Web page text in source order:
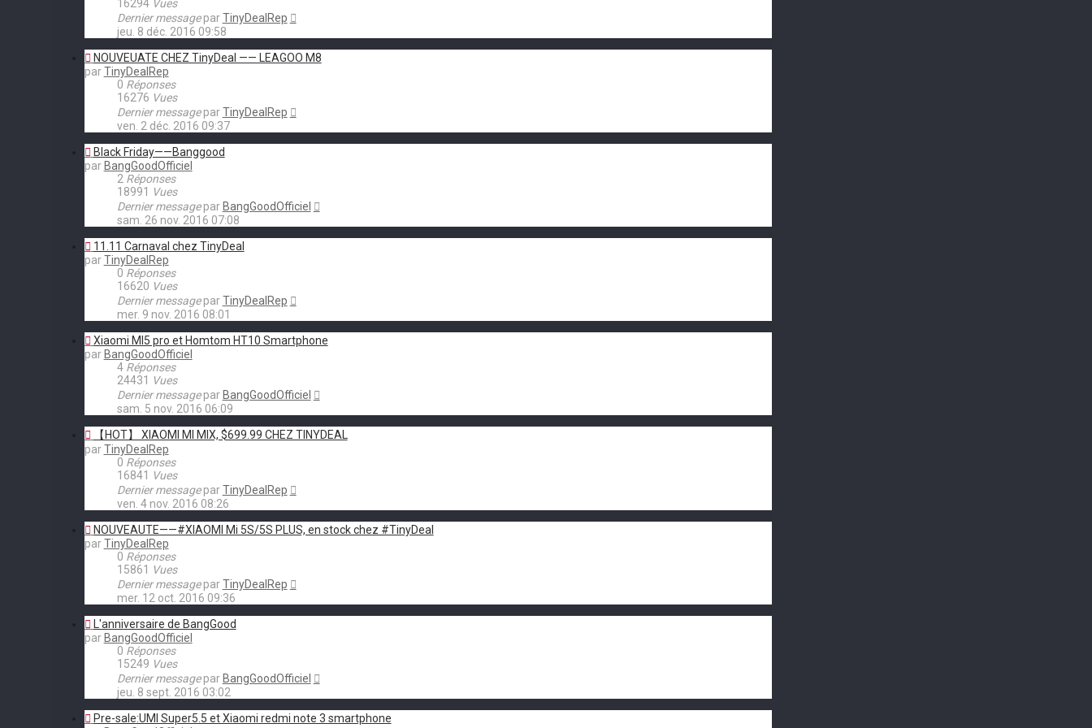
16294 Vues
Dernier messageparTinyDealRep
jeu. 8 déc. 2016 09:58
NOUVEUATE CHEZ TinyDeal —— LEAGOO M8
parTinyDealRep
0 Réponses
16276 Vues
Dernier messageparTinyDealRep
ven. 2 déc. 2016 09:37
Black Friday——Banggood
par BangGoodOfficiel
2 Réponses
18991 Vues
Dernier messagepar BangGoodOfficiel
sam. 26 nov. 2016 07:08
11.11 Carnaval chez TinyDeal
parTinyDealRep
0 Réponses
16620 Vues
Dernier messageparTinyDealRep
mer. 9 nov. 2016 08:01
Xiaomi MI5 pro et Homtom HT10 Smartphone
par BangGoodOfficiel
4 Réponses
24431 Vues
Dernier messagepar BangGoodOfficiel
sam. 5 nov. 2016 06:09
【HOT】 XIAOMI MI MIX, $699.99 CHEZ TINYDEAL
parTinyDealRep
0 Réponses
16841 Vues
Dernier messageparTinyDealRep
ven. 4 nov. 2016 08:26
NOUVEAUTE——#XIAOMI Mi 5S/5S PLUS, en stock chez #TinyDeal
parTinyDealRep
0 Réponses
15861 Vues
Dernier messageparTinyDealRep
mer. 12 oct. 2016 09:36
L'anniversaire de BangGood
par BangGoodOfficiel
0 Réponses
15249 Vues
Dernier messagepar BangGoodOfficiel
jeu. 8 sept. 2016 03:02
Pre-sale:UMI Super5.5 et Xiaomi redmi note 3 smartphone